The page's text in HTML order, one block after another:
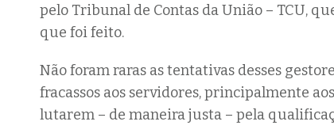
pelo Tribunal de Contas da União – TCU,
que foi feito.
Não foram raras as tentativas desses
fracassos aos servidores, principalmente
lutarem – de maneira justa – pela